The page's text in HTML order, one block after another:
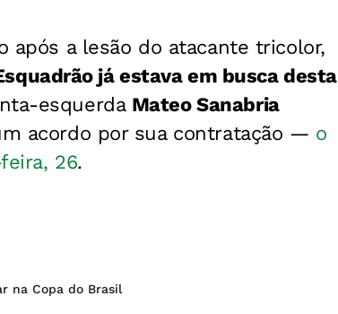
após a lesão do atacante tricolor,
já estava em busca desta
esquerda Mateo Sanabria
acordo por sua contratação — o
26.
na Copa do Brasil